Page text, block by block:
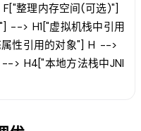
整理内存空间(可选)"]
--> H1["虚拟机栈中引用
性引用的对象"] H -->
> H4["本地方法栈中JNI